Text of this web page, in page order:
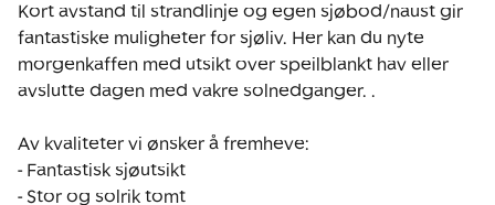
Kort avstand til strandlinje og egen sjøbod/naust gir
fantastiske muligheter for sjøliv. Her kan du nyte
morgenkaffen med utsikt over speilblankt hav eller
avslutte dagen med vakre solnedganger. .
Av kvaliteter vi ønsker å fremheve:
- Fantastisk sjøutsikt
- Stor og solrik tomt